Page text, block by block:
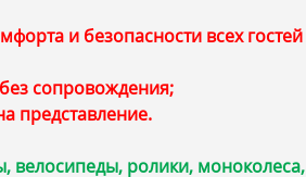
и безопасности всех гостей
сопровождения;
представление.
велосипеды, ролики, моноколеса,